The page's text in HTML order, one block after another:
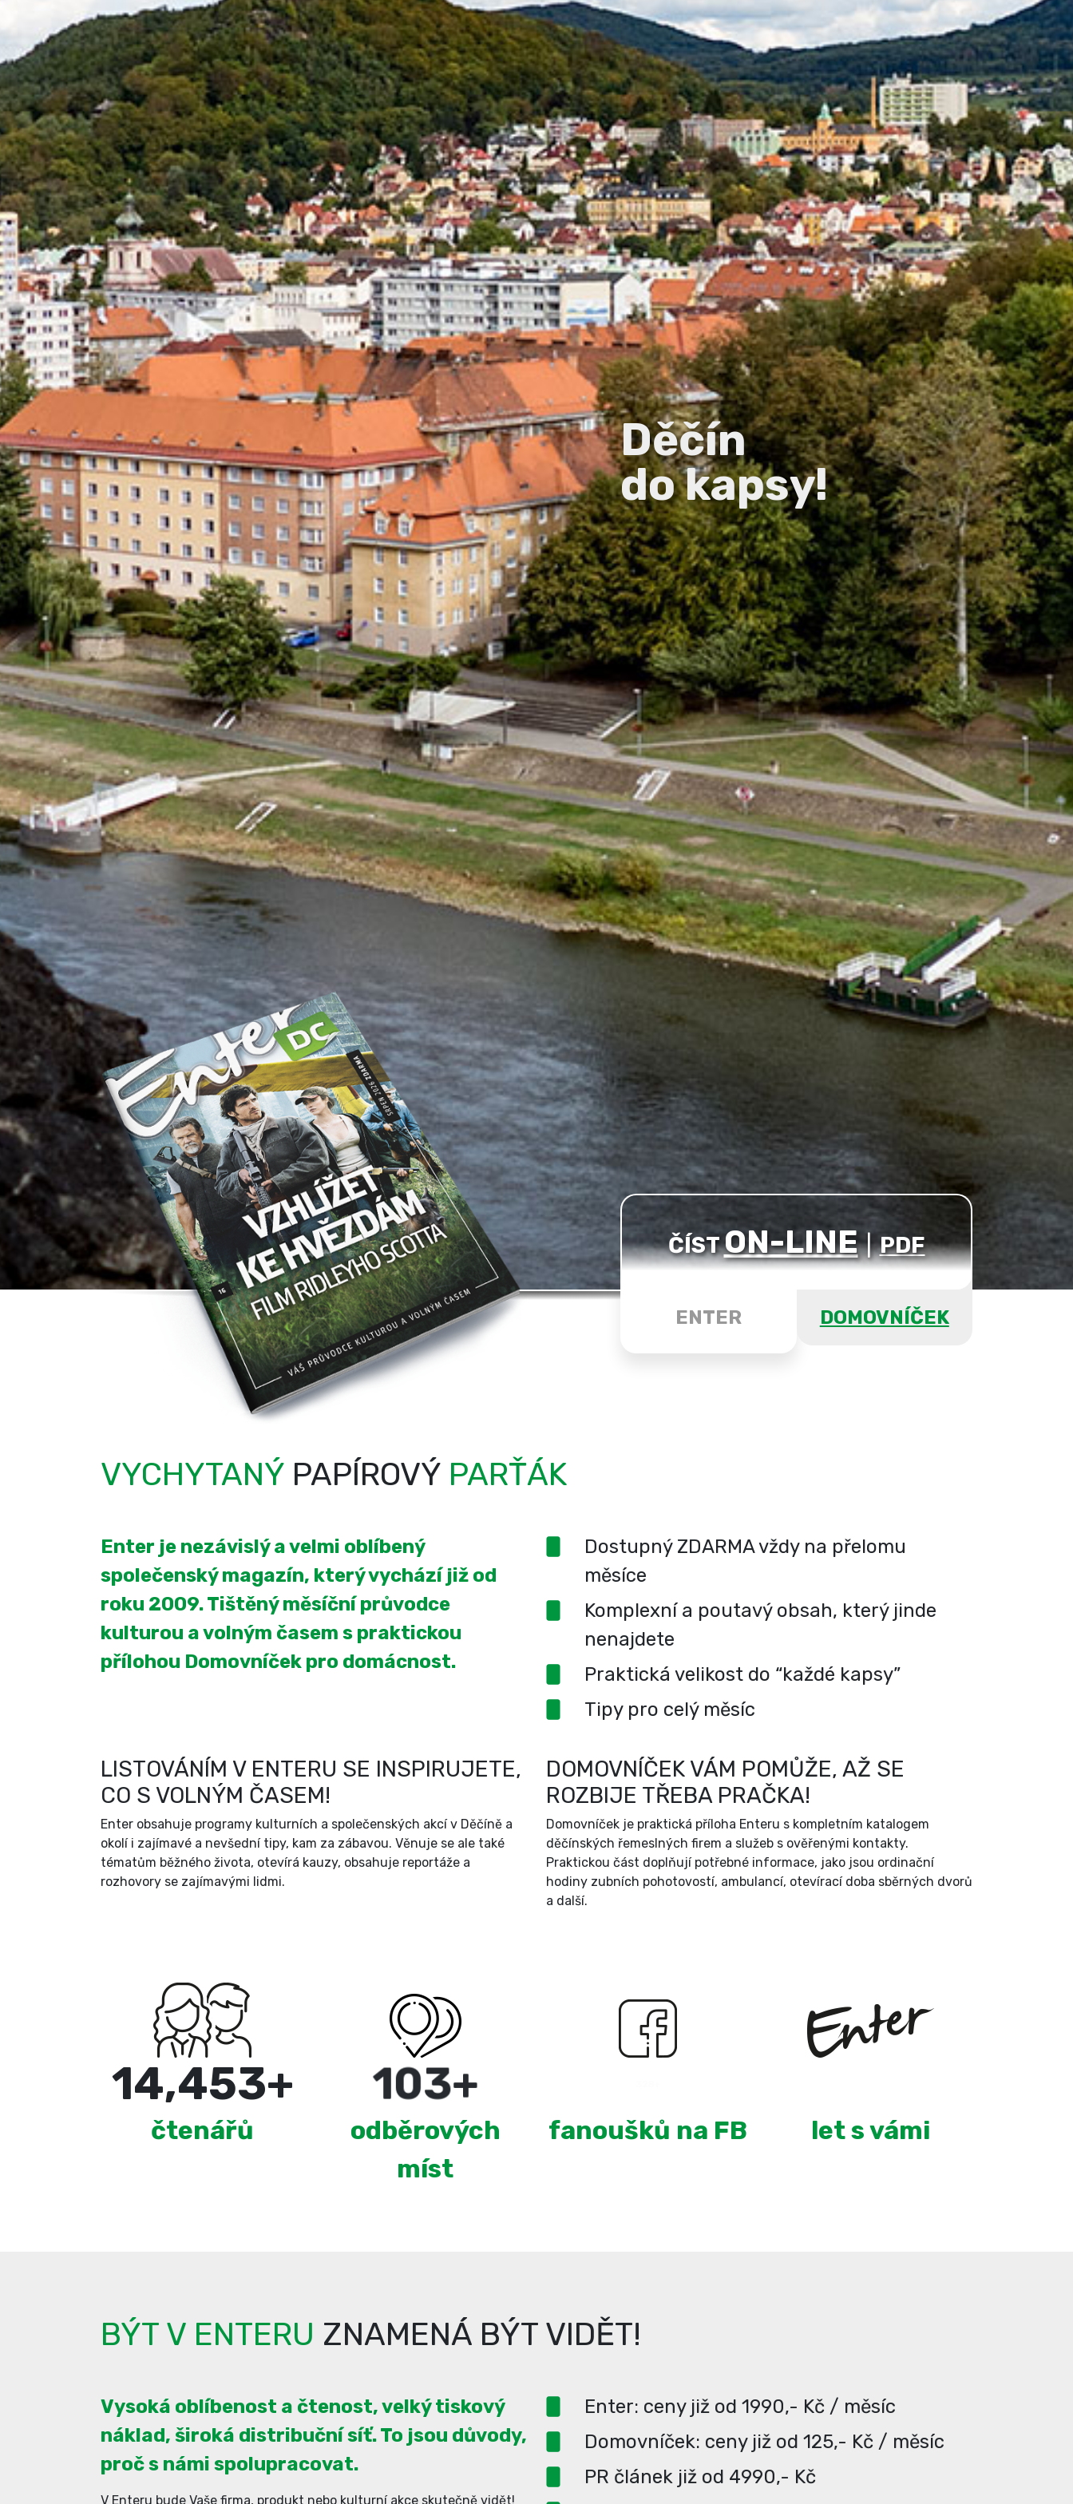
Děčín
do kapsy!
ČÍSTON-LINE | PDF
ENTER DOMOVNÍČEK
VYCHYTANÝ PAPÍROVÝ PARŤÁK
Enter je nezávislý a velmi oblíbený
společenský magazín, který vychází již od
roku 2009. Tištěný měsíční průvodce
kulturou a volným časem s praktickou
přílohou Domovníček pro domácnost.
Dostupný ZDARMA vždy na přelomu
měsíce
Komplexní a poutavý obsah, který jinde
nenajdete
Praktická velikost do “každé kapsy”
Tipy pro celý měsíc
LISTOVÁNÍM V ENTERU SE INSPIRUJETE,
CO S VOLNÝM ČASEM!
Enter obsahuje programy kulturních a společenských akcí v Děčíně a
okolí i zajímavé a nevšední tipy, kam za zábavou. Věnuje se ale také
tématům běžného života, otevírá kauzy, obsahuje reportáže a
rozhovory se zajímavými lidmi.
DOMOVNÍČEK VÁM POMŮŽE, AŽ SE
ROZBIJE TŘEBA PRAČKA!
Domovníček je praktická příloha Enteru s kompletním katalogem
děčínských řemeslných firem a služeb s ověřenými kontakty.
Praktickou část doplňují potřebné informace, jako jsou ordinační
hodiny zubních pohotovostí, ambulancí, otevírací doba sběrných dvorů
a další.
15,000+
čtenářů
180+
odběrových
míst
fanoušků na FB let s vámi
BÝT V ENTERU ZNAMENÁ BÝT VIDĚT!
Vysoká oblíbenost a čtenost, velký tiskový
náklad, široká distribuční síť. To jsou důvody,
proč s námi spolupracovat.
V Enteru bude Vaše firma, produkt nebo kulturní akce skutečně vidět!
Enter: ceny již od 1990,- Kč / měsíc
Domovníček: ceny již od 125,- Kč / měsíc
PR článek již od 4990,- Kč